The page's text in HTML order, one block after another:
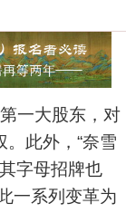
一大股东，对
此外，“奈雪
字母招牌也
一系列变革为